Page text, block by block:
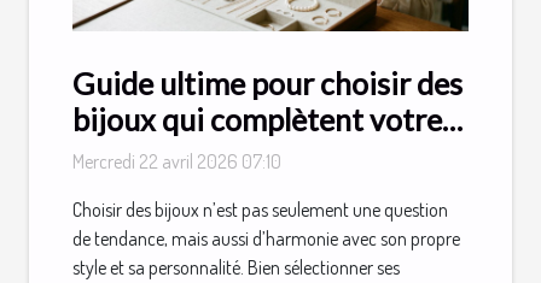
Guide ultime pour choisir des
bijoux qui complètent votre
style
Mercredi 22 avril 2026 07:10
Choisir des bijoux n’est pas seulement une question
de tendance, mais aussi d’harmonie avec son propre
style et sa personnalité. Bien sélectionner ses